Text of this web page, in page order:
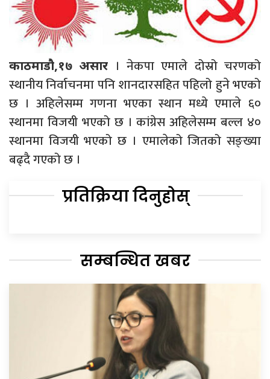
काठमाडौ,१७ असार । नेकपा एमाले दोस्रो चरणको
स्थानीय निर्वाचनमा पनि शानदारसहित पहिलो हुने भएको
छ । अहिलेसम्म गणना भएका स्थान मध्ये एमाले ६०
स्थानमा विजयी भएको छ । कांग्रेस अहिलेसम्म बल्ल ४०
स्थानमा विजयी भएको छ । एमालेको जितको सङ्ख्या
बढ्दै गएको छ ।
प्रतिक्रिया दिनुहोस्
सम्बन्धित खबर